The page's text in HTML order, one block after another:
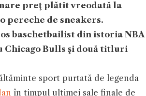
preţ plătit vreodată la
pereche de sneakers.
baschetbailist din istoria NBA
Chicago Bulls şi două titluri
sport purtată de legenda
în timpul ultimei sale finale de